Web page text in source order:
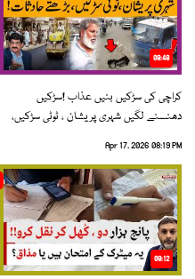
08:48
کراچی کی سڑکیں بنیں عذاب !سڑکیں
دھنسنے لگیں شہری پریشان ، ٹوٹی سڑکیں،
Apr 17, 2026 08:19 PM
09:12